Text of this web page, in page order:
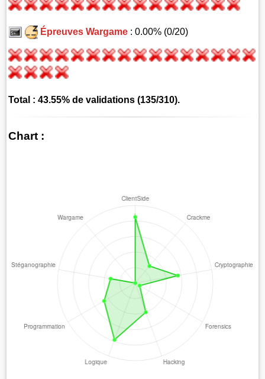
Épreuves Wargame: 0.00% (0/20)
Total : 43.55% de validations (135/310).
Chart :